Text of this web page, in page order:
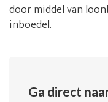
door middel van
inboedel.
Ga direct